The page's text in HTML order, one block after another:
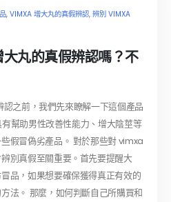
,VIMXA 增大丸的真假辨認,辨別 VIMXA
丸的真假辨認嗎？不
之前，我們先來瞭解一下這個產品
幫助男性改善性能力、增大陰莖等
假冒偽劣產品。 對於那些對 vimxa
別真假至關重要。首先要提醒大
品，如果想要確保獲得真正有效的
法。 那麼，如何判斷自己所購買和